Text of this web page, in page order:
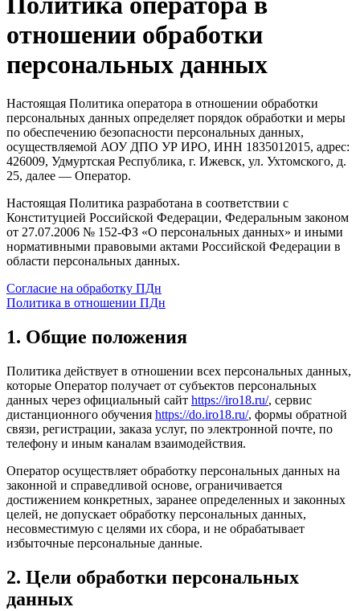
отношении обработки
персональных данных
Настоящая Политика оператора в отношении обработки
персональных данных определяет порядок обработки и меры
по обеспечению безопасности персональных данных,
осуществляемой АОУ ДПО УР ИРО, ИНН 1835012015, адрес:
426009, Удмуртская Республика, г. Ижевск, ул. Ухтомского, д.
25, далее — Оператор.
Настоящая Политика разработана в соответствии с
Конституцией Российской Федерации, Федеральным законом
от 27.07.2006 № 152-ФЗ «О персональных данных» и иными
нормативными правовыми актами Российской Федерации в
области персональных данных.
Согласие на обработку ПДн
Политика в отношении ПДн
1. Общие положения
Политика действует в отношении всех персональных данных,
которые Оператор получает от субъектов персональных
данных через официальный сайт https://iro18.ru/, сервис
дистанционного обучения https://do.iro18.ru/, формы обратной
связи, регистрации, заказа услуг, по электронной почте, по
телефону и иным каналам взаимодействия.
Оператор осуществляет обработку персональных данных на
законной и справедливой основе, ограничивается
достижением конкретных, заранее определенных и законных
целей, не допускает обработку персональных данных,
несовместимую с целями их сбора, и не обрабатывает
избыточные персональные данные.
2. Цели обработки персональных
данных